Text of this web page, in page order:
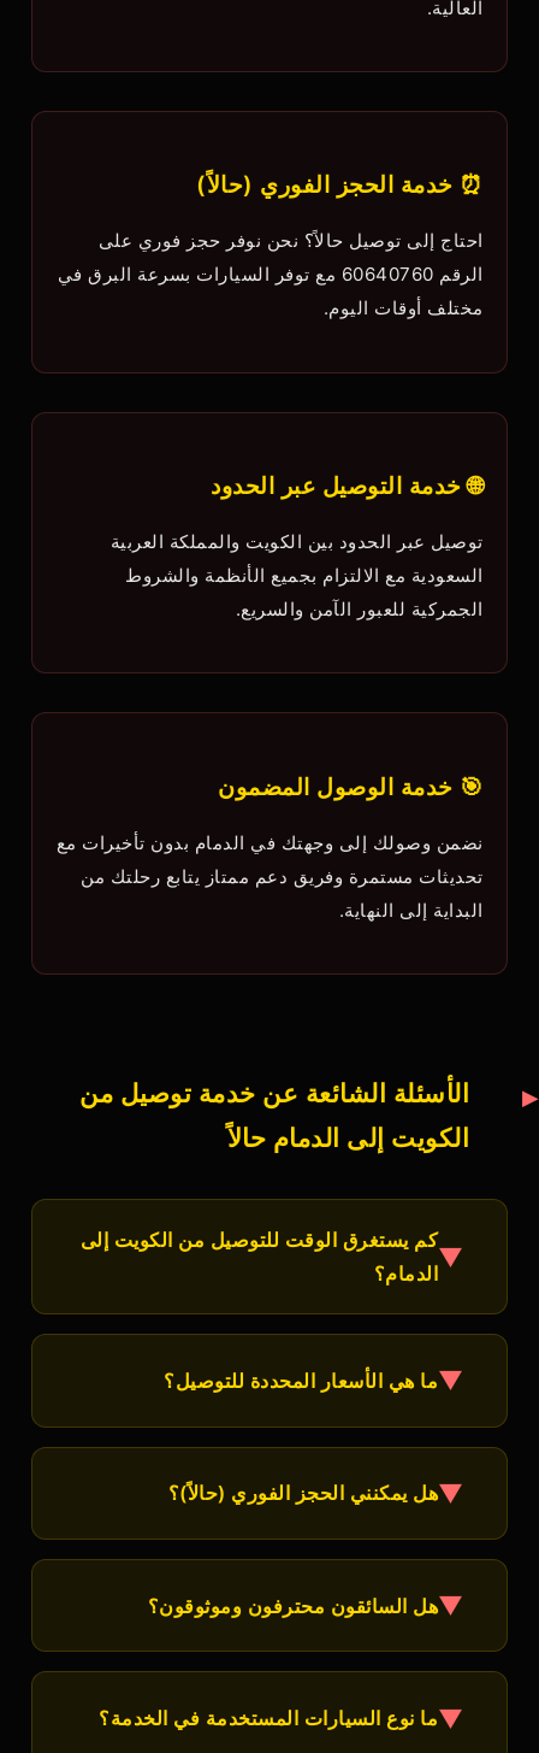
العالية.
⏰ خدمة الحجز الفوري (حالاً)
احتاج إلى توصيل حالاً؟ نحن نوفر حجز فوري على
الرقم 60640760 مع توفر السيارات بسرعة البرق في
مختلف أوقات اليوم.
🌐 خدمة التوصيل عبر الحدود
توصيل عبر الحدود بين الكويت والمملكة العربية
السعودية مع الالتزام بجميع الأنظمة والشروط
الجمركية للعبور الآمن والسريع.
🎯 خدمة الوصول المضمون
نضمن وصولك إلى وجهتك في الدمام بدون تأخيرات مع
تحديثات مستمرة وفريق دعم ممتاز يتابع رحلتك من
البداية إلى النهاية.
الأسئلة الشائعة عن خدمة توصيل من
الكويت إلى الدمام حالاً
▼
كم يستغرق الوقت للتوصيل من الكويت إلى
الدمام؟
في المتوسط، تستغرق رحلةتوصيل من الكويت إلى الدمام
حوالي 5-6 ساعات، اعتماداً على حالة الطريق والظروف
المرورية. سائقونا يعرفون أقصر الطرق الآمنة.
▼ما هي الأسعار المحددة للتوصيل؟
أسعارنا محددة مسبقاً وشفافة تماماً. اتصل بنا على
تكاليف مخفية أو مفاجآت غير سارة.
▼هل يمكنني الحجز الفوري (حالاً)؟
نعم! نوفر حجز فوري على الرقم60640760حسب توفر
قليلة من طلبك.
▼هل السائقون محترفون وموثوقون؟
بكل تأكيد! جميع سائقينا مختارون بعناية ولديهم خبرة طويلة
السلامة والخدمة المتميزة.
▼ما نوع السيارات المستخدمة في الخدمة؟